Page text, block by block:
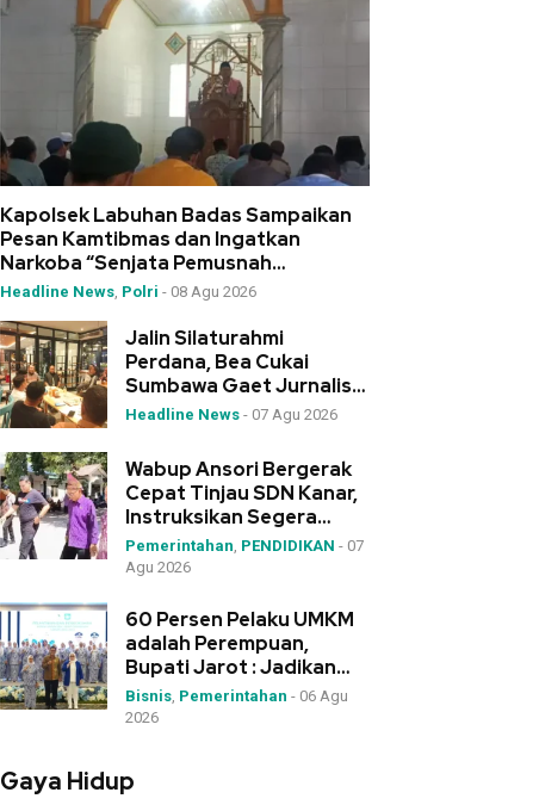
Kapolsek Labuhan Badas Sampaikan
Pesan Kamtibmas dan Ingatkan
Narkoba “Senjata Pemusnah
Generasi”
Headline News, Polri - 08 Agu 2026
Jalin Silaturahmi
Perdana, Bea Cukai
Sumbawa Gaet Jurnalis
sebagai Mitra Strategis
Headline News - 07 Agu 2026
Wabup Ansori Bergerak
Cepat Tinjau SDN Kanar,
Instruksikan Segera
Pengadaan Meja-Kursi
Pemerintahan, PENDIDIKAN - 07
Agu 2026
60 Persen Pelaku UMKM
adalah Perempuan,
Bupati Jarot : Jadikan
IWAPI Rumah Kolaborasi
Bisnis, Pemerintahan - 06 Agu
2026
Gaya Hidup